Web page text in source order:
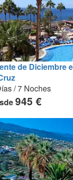
de Diciembre
/ 7 Noches
945 €